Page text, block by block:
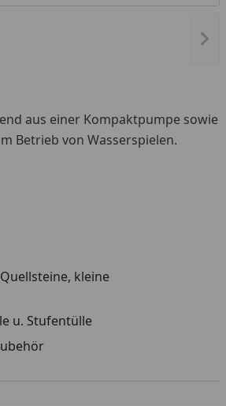
aus einer Kompaktpumpe sowie
Betrieb von Wasserspielen.
kleine
u. Stufentülle